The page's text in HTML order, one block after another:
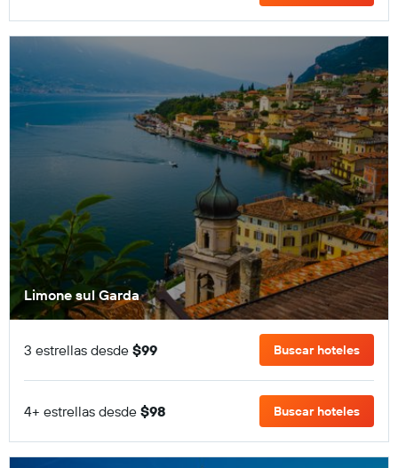
Limone sul Garda
3 estrellas desde $99 Buscar hoteles
4+ estrellas desde $98 Buscar hoteles